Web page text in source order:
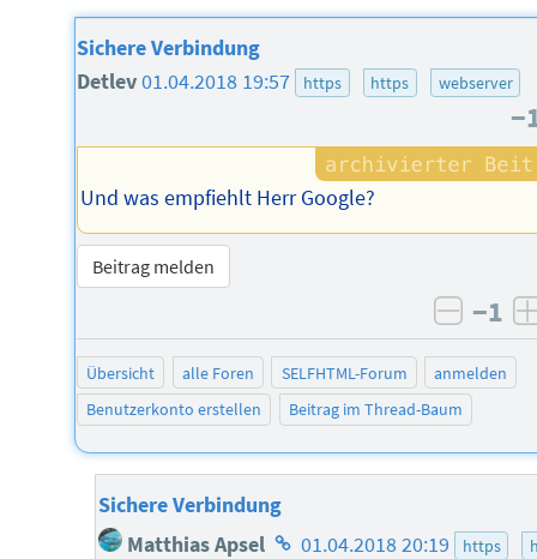
Sichere Verbindung
Detlev01.04.2018 19:57 https https webserver
Und was empfiehlt Herr Google?
Beitrag melden
−1
Übersicht alle Foren SELFHTML-Forum
anmelden
Benutzerkonto erstellen
Beitrag im Thread-Baum
Sichere Verbindung
Matthias Apsel Homepage
01.04.2018 20:19 https